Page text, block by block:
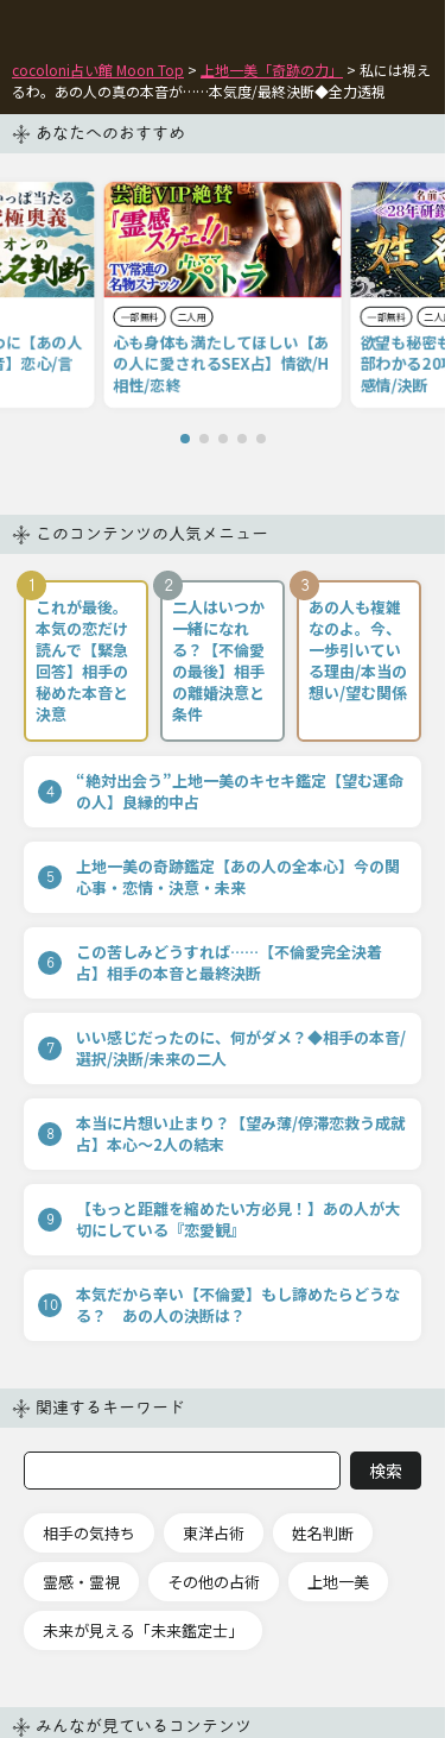
cocoloni占い館 Moon Top > 上地一美「奇跡の力」
> 私には視え
るわ。あの人の真の本音が……本気度/最終決断◆全力透視
あなたへのおすすめ
【あの人
】恋心/言
一部無料 二人用
心も身体も満たしてほしい【あ
の人に愛されるSEX占】情欲/H
相性/恋終
一部無料 二人用
欲望も秘密
部わかる
感情/決断
このコンテンツの人気メニュー
1
これが最後。
本気の恋だけ
読んで【緊急
回答】相手の
秘めた本音と
決意
2
二人はいつか
一緒になれ
る？【不倫愛
の最後】相手
の離婚決意と
条件
3
あの人も複雑
なのよ。今、
一歩引いてい
る理由/本当の
想い/望む関係
4
“絶対出会う”上地一美のキセキ鑑定【望む運命
の人】良縁的中占
5
上地一美の奇跡鑑定【あの人の全本心】今の関
心事・恋情・決意・未来
6
この苦しみどうすれば……【不倫愛完全決着
占】相手の本音と最終決断
7
いい感じだったのに、何がダメ？◆相手の本音/
選択/決断/未来の二人
8
本当に片想い止まり？【望み薄/停滞恋救う成就
占】本心〜2人の結末
9
【もっと距離を縮めたい方必見！】あの人が大
切にしている『恋愛観』
10
本気だから辛い【不倫愛】もし諦めたらどうな
る？ あの人の決断は？
関連するキーワード
相手の気持ち 東洋占術 姓名判断
霊感・霊視 その他の占術 上地一美
未来が見える「未来鑑定士」
みんなが見ているコンテンツ